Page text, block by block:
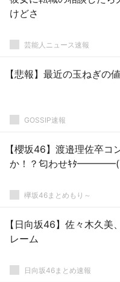
けどさ
芸能人ニュース速報
【悲報】最近の玉ねぎの
GOSSIP速報
【櫻坂46】渡邉理佐卒コ
か！？匂わせｷﾀ
欅坂46まとめもり～
【日向坂46】佐々木久美
レーム
日向坂46まとめ速報